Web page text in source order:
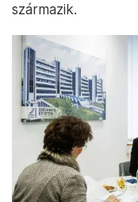
származik.